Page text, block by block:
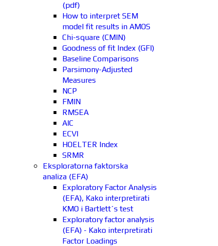
(pdf)
How to interpret SEM
model fit results in AMOS
Chi-square (CMIN)
Goodness of fit Index (GFI)
Baseline Comparisons
Parsimony-Adjusted
Measures
NCP
FMIN
RMSEA
AIC
ECVI
HOELTER Index
SRMR
Eksploratorna faktorska
analiza (EFA)
Exploratory Factor Analysis
(EFA), Kako interpretirati
KMO i Bartlett´s test
Exploratory factor analysis
(EFA) - Kako interpretirati
Factor Loadings